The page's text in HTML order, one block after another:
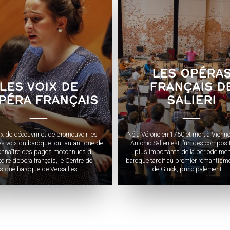
VOIX DE
FRANÇAIS
de découvrir et de promouvoir les
voix du baroque tout autant que de
des pages méconnues du
d’opéra français, le Centre de
baroque de Versailles [...]
LES
FRANÇAIS
SALIERI
Né à Vérone en 1750 et mort à
Antonio Salieri est l’un des
plus importants de la période
baroque tardif au premier
de Gluck, principalement